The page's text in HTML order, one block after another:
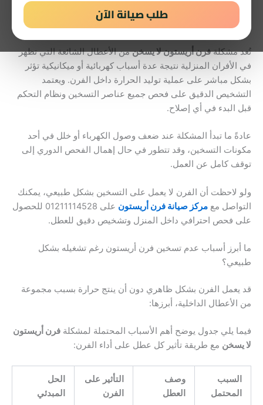
طلب صيانة الآن
ما أسباب مشكلة فرن أريستون لا يسخن وكيف يتم تشخيصها بدقة؟
تُعد مشكلةفرن أريستون لا يسخنمن الأعطال الشائعة التي تظهر
في الأفران المنزلية نتيجة عدة أسباب كهربائية أو ميكانيكية تؤثر
بشكل مباشر على عملية توليد الحرارة داخل الفرن. ويعتمد
التشخيص الدقيق على فحص جميع عناصر التسخين ونظام التحكم
قبل البدء في أي إصلاح.
عادةً ما تبدأ المشكلة عند ضعف وصول الكهرباء أو خلل في أحد
مكونات التسخين، وقد تتطور في حال إهمال الفحص الدوري إلى
توقف كامل عن العمل.
ولو لاحظت أن الفرن لا يعمل على التسخين بشكل طبيعي، يمكنك
التواصل مع مركز صيانة فرن أريستون
على 01211114528 للحصول
على فحص احترافي داخل المنزل وتشخيص دقيق للعطل.
ما أبرز أسباب عدم تسخين فرن أريستون رغم تشغيله بشكل
طبيعي؟
قد يعمل الفرن بشكل ظاهري دون أن ينتج حرارة بسبب مجموعة
من الأعطال الداخلية، أبرزها:
فيما يلي جدول يوضح أهم الأسباب المحتملة لمشكلة فرن أريستون
لا يسخن مع طريقة تأثير كل عطل على أداء الفرن:
السبب
المحتمل
وصف
العطل
التأثير على
الفرن
الحل
المبدئي